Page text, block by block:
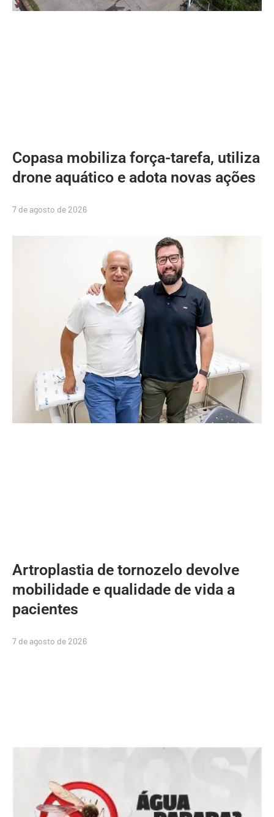
Copasa mobiliza força-tarefa, utiliza
drone aquático e adota novas ações
7 de agosto de 2026
Artroplastia de tornozelo devolve
mobilidade e qualidade de vida a
pacientes
7 de agosto de 2026